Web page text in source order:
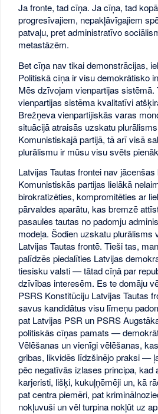
Ja fronte, tad cīņa. Ja cīņa, tad
progresīvajiem, nepakļāvīgajiem
patvaļu, pret administratīvo
metastāzēm.
Bet cīņa nav tikai demonstrācijas,
Politiskā cīņa ir visu demokrātisko
Mēs dzīvojam vienpartijas sistēmā.
vienpartijas sistēma kvalitatīvi
Brežņeva vienpartijiskās varas
situācijā atraisās uzskatu
Komunistiskajā partijā, tā arī visā
plurālismu ir mūsu visu svēts
Latvijas Tautas frontei nav
Komunistiskās partijas lielākā
birokratizēties, kompromitēties ar
pārvaldes aparātu, kas bremzē
pasaules tautas no padomju
modeļa. Šodien uzskatu plurālisms
Latvijas Tautas frontē. Tieši tas,
palīdzēs piedalīties Latvijas
tiesisku valsti — tātad cīņā par
dzīvības interesēm. Es te domāju
PSRS Konstitūciju Latvijas Tautas
savus kandidātus visu līmeņu
pat Latvijas PSR un PSRS
politiskās cīņas pamats —
Vēlēšanas un vienīgi vēlēšanas,
gribas, likvidēs līdzšinējo praksi —
pēc negatīvās izlases principa, kad
karjeristi, lišķi, kukuļņēmēji un, kā
pat centra piemēri, pat
nokļuvuši un vēl turpina nokļūt uz